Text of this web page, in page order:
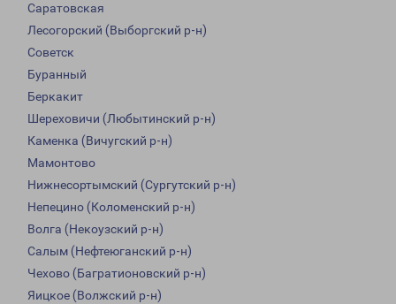
Саратовская
Лесогорский (Выборгский р-н)
Советск
Буранный
Беркакит
Шереховичи (Любытинский р-н)
Каменка (Вичугский р-н)
Мамонтово
Нижнесортымский (Сургутский р-н)
Непецино (Коломенский р-н)
Волга (Некоузский р-н)
Салым (Нефтеюганский р-н)
Чехово (Багратионовский р-н)
Яицкое (Волжский р-н)